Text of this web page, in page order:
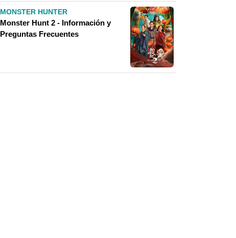
MONSTER HUNTER
Monster Hunt 2 - Información y
Preguntas Frecuentes